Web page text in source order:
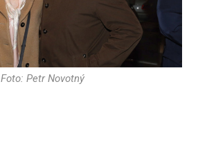
Foto: Petr Novotný